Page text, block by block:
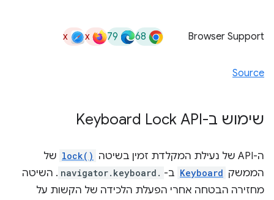
Browser Support
68
79
x
x
Source
שימוש ב-Keyboard Lock API
ה-API של נעילת המקלדת זמין בשיטה lock() של
הממשק Keyboard ב- navigator.keyboard. . השיטה
מחזירה הבטחה אחרי הפעלת הלכידה של הקשות על